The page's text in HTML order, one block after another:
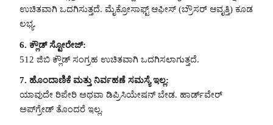
ಉಚಿತವಾಗಿ ಒದಗಿಸುತ್ತದೆ. ಮೈಕ್ರೋಸಾಫ್ಟ್ ಆಫೀಸ್ (ಬ್ರೌಸರ್ ಆವೃತ್ತಿ) ಕೂಡ
ಲಭ್ಯ.
6. ಕ್ಲೌಡ್ ಸ್ಟೋರೇಜ್:
512 ಜಿಬಿ ಕ್ಲೌಡ್ ಸಂಗ್ರಹ ಉಚಿತವಾಗಿ ಒದಗಿಸಲಾಗುತ್ತದೆ.
7. ಹೊಂದಾಣಿಕೆ ಮತ್ತು ನಿರ್ವಹಣೆ ಸಮಸ್ಯೆ ಇಲ್ಲ:
ಯಾವುದೇ ರಿಪೇರಿ ಅಥವಾ ಡಿಪ್ರಿಸಿಯೇಷನ್ ಬೇಡ. ಹಾರ್ಡ್‌ವೇರ್
ಅಪ್‌ಗ್ರೇಡ್ ತೊಂದರೆ ಇಲ್ಲ.